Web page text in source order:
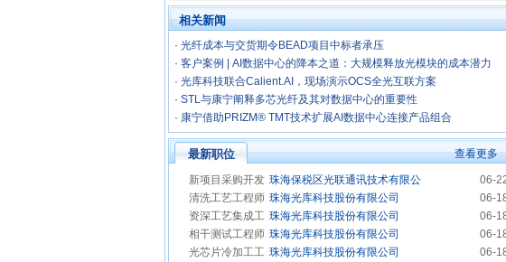
相关新闻
· 光纤成本与交货期令BEAD项目中标者承压
· 客户案例 | AI数据中心的降本之道：大规模释放光模块的成本潜力
· 光库科技联合Calient.AI，现场演示OCS全光互联方案
· STL与康宁阐释多芯光纤及其对数据中心的重要性
· 康宁借助PRIZM® TMT技术扩展AI数据中心连接产品组合